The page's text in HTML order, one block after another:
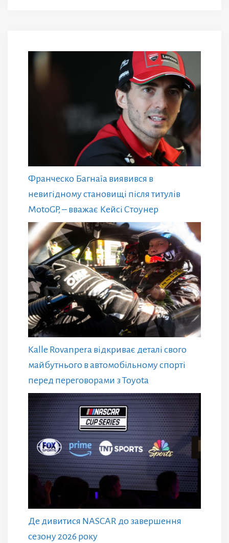
Франческо Багнаїа виявився в
невигідному становищі після титулів
MotoGP, – вважає Кейсі Стоунер
Kalle Rovanpera відкриває деталі свого
майбутнього в автомобільному спорті
перед переговорами з Toyota
Де дивитися NASCAR до завершення
сезону 2026 року